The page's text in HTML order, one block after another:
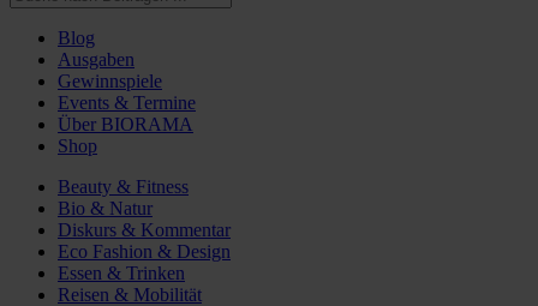
Blog
Ausgaben
Gewinnspiele
Events & Termine
Über BIORAMA
Shop
Beauty & Fitness
Bio & Natur
Diskurs & Kommentar
Eco Fashion & Design
Essen & Trinken
Reisen & Mobilität